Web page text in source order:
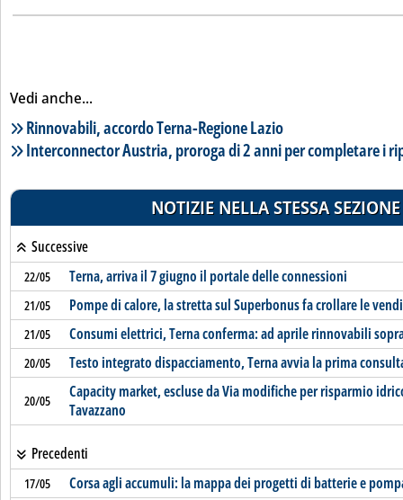
Vedi anche...
Lista notizie correlate
Rinnovabili, accordo Terna-Regione Lazio
Interconnector Austria, proroga di 2 anni per completare i
NOTIZIE NELLA STESSA SEZIONE
Successive
22/05 Terna, arriva il 7 giugno il portale delle connessioni
21/05 Pompe di calore, la stretta sul Superbonus fa crollare le
21/05 Consumi elettrici, Terna conferma: ad aprile rinnovabili
20/05 Testo integrato dispacciamento, Terna avvia la prima
20/05
Capacity market, escluse da Via modifiche per risparmio
Tavazzano
Precedenti
17/05 Corsa agli accumuli: la mappa dei progetti di batterie e